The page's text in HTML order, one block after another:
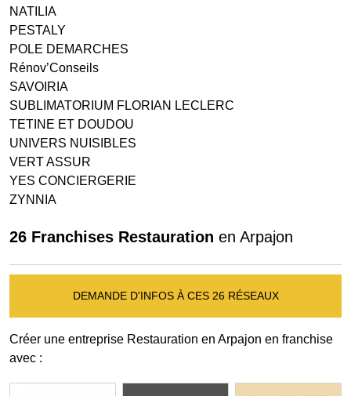
NATILIA
PESTALY
POLE DEMARCHES
Rénov’Conseils
SAVOIRIA
SUBLIMATORIUM FLORIAN LECLERC
TETINE ET DOUDOU
UNIVERS NUISIBLES
VERT ASSUR
YES CONCIERGERIE
ZYNNIA
26 Franchises Restauration en Arpajon
DEMANDE D'INFOS À CES 26 RÉSEAUX
Créer une entreprise Restauration en Arpajon en franchise
avec :